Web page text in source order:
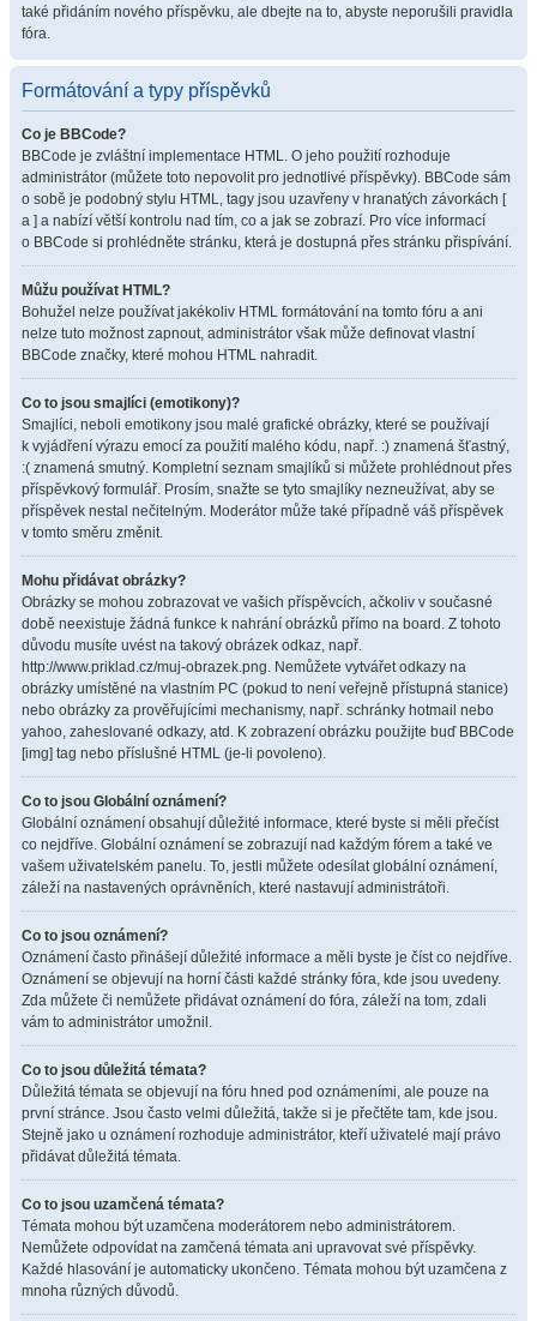
také přidáním nového příspěvku, ale dbejte na to, abyste neporušili pravidla
fóra.
Formátování a typy příspěvků
Co je BBCode?
BBCode je zvláštní implementace HTML. O jeho použití rozhoduje
administrátor (můžete toto nepovolit pro jednotlivé příspěvky). BBCode sám
o sobě je podobný stylu HTML, tagy jsou uzavřeny v hranatých závorkách [
a ] a nabízí větší kontrolu nad tím, co a jak se zobrazí. Pro více informací
o BBCode si prohlédněte stránku, která je dostupná přes stránku přispívání.
Můžu používat HTML?
Bohužel nelze používat jakékoliv HTML formátování na tomto fóru a ani
nelze tuto možnost zapnout, administrátor však může definovat vlastní
BBCode značky, které mohou HTML nahradit.
Co to jsou smajlíci (emotikony)?
Smajlíci, neboli emotikony jsou malé grafické obrázky, které se používají
k vyjádření výrazu emocí za použití malého kódu, např. :) znamená šťastný,
:( znamená smutný. Kompletní seznam smajlíků si můžete prohlédnout přes
příspěvkový formulář. Prosím, snažte se tyto smajlíky nezneužívat, aby se
příspěvek nestal nečitelným. Moderátor může také případně váš příspěvek
v tomto směru změnit.
Mohu přidávat obrázky?
Obrázky se mohou zobrazovat ve vašich příspěvcích, ačkoliv v současné
době neexistuje žádná funkce k nahrání obrázků přímo na board. Z tohoto
důvodu musíte uvést na takový obrázek odkaz, např.
http://www.priklad.cz/muj-obrazek.png. Nemůžete vytvářet odkazy na
obrázky umístěné na vlastním PC (pokud to není veřejně přístupná stanice)
nebo obrázky za prověřujícími mechanismy, např. schránky hotmail nebo
yahoo, zaheslované odkazy, atd. K zobrazení obrázku použijte buď BBCode
[img] tag nebo příslušné HTML (je-li povoleno).
Co to jsou Globální oznámení?
Globální oznámení obsahují důležité informace, které byste si měli přečíst
co nejdříve. Globální oznámení se zobrazují nad každým fórem a také ve
vašem uživatelském panelu. To, jestli můžete odesílat globální oznámení,
záleží na nastavených oprávněních, které nastavují administrátoři.
Co to jsou oznámení?
Oznámení často přinášejí důležité informace a měli byste je číst co nejdříve.
Oznámení se objevují na horní části každé stránky fóra, kde jsou uvedeny.
Zda můžete či nemůžete přidávat oznámení do fóra, záleží na tom, zdali
vám to administrátor umožnil.
Co to jsou důležitá témata?
Důležitá témata se objevují na fóru hned pod oznámeními, ale pouze na
první stránce. Jsou často velmi důležitá, takže si je přečtěte tam, kde jsou.
Stejně jako u oznámení rozhoduje administrátor, kteří uživatelé mají právo
přidávat důležitá témata.
Co to jsou uzamčená témata?
Témata mohou být uzamčena moderátorem nebo administrátorem.
Nemůžete odpovídat na zamčená témata ani upravovat své příspěvky.
Každé hlasování je automaticky ukončeno. Témata mohou být uzamčena z
mnoha různých důvodů.